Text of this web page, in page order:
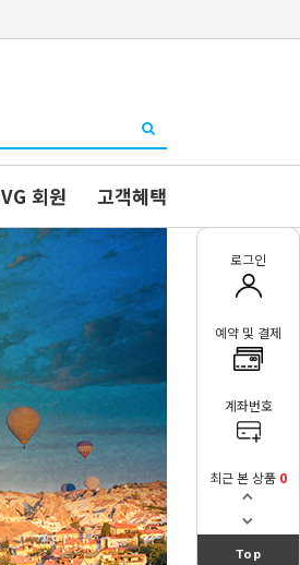
회원 고객혜택
로그인
예약 및 결제
계좌번호
최근 본 상품 0
Top